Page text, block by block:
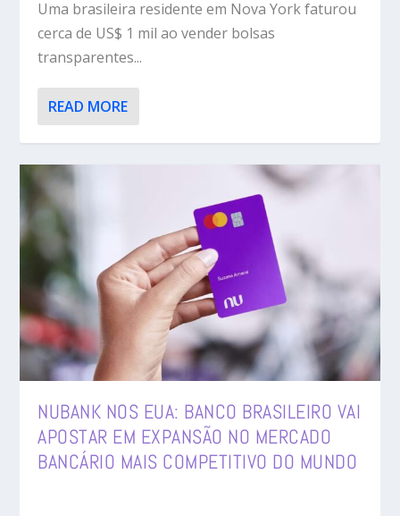
Uma brasileira residente em Nova York faturou
cerca de US$ 1 mil ao vender bolsas
transparentes...
READ MORE
NUBANK NOS EUA: BANCO BRASILEIRO VAI
APOSTAR EM EXPANSÃO NO MERCADO
BANCÁRIO MAIS COMPETITIVO DO MUNDO